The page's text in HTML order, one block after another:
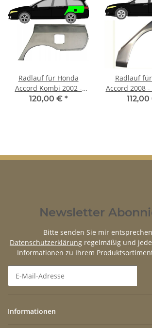
Radlauf für Honda
Accord Kombi 2002 -
2008 links
120,00 € *
Radlauf
Accord 2008
Newsletter
Bitte senden Sie mir
Datenschutzerklärung regelmäßig und
Informationen zu Ihrem
Informationen